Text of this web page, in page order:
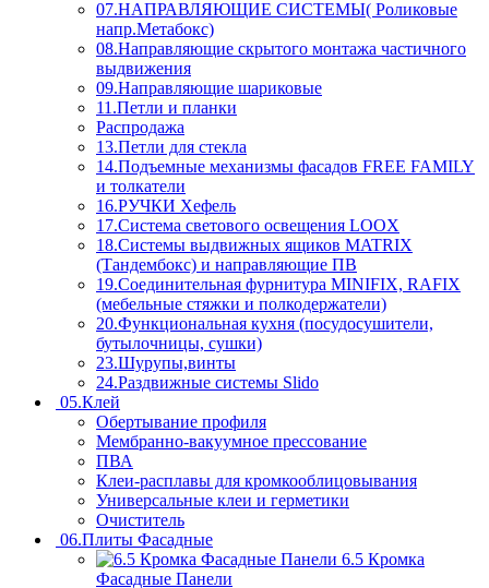
07.НАПРАВЛЯЮЩИЕ СИСТЕМЫ( Роликовые
напр.Метабокс)
08.Направляющие скрытого монтажа частичного
выдвижения
09.Направляющие шариковые
11.Петли и планки
Распродажа
13.Петли для стекла
14.Подъемные механизмы фасадов FREE FAMILY
и толкатели
16.РУЧКИ Хефель
17.Система светового освещения LOOX
18.Системы выдвижных ящиков MATRIX
(Тандембокс) и направляющие ПВ
19.Соединительная фурнитура MINIFIX, RAFIX
(мебельные стяжки и полкодержатели)
20.Функциональная кухня (посудосушители,
бутылочницы, сушки)
23.Шурупы,винты
24.Раздвижные системы Slido
05.Клей
Обертывание профиля
Мембранно-вакуумное прессование
ПВА
Клеи-расплавы для кромкооблицовывания
Универсальные клеи и герметики
Очиститель
06.Плиты Фасадные
6.5 Кромка
Фасадные Панели